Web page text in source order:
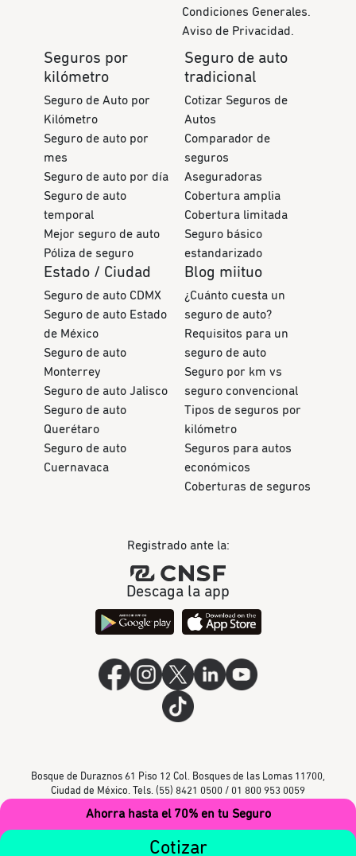
Ahorra hasta el 70% en tu Seguro
Cotizar
Condiciones Generales.
Aviso de Privacidad.
Seguros por
kilómetro
Seguro de Auto por
Kilómetro
Seguro de auto por
mes
Seguro de auto por día
Seguro de auto
temporal
Mejor seguro de auto
Póliza de seguro
Seguro de auto
tradicional
Cotizar Seguros de
Autos
Comparador de
seguros
Aseguradoras
Cobertura amplia
Cobertura limitada
Seguro básico
estandarizado
Estado / Ciudad
Seguro de auto CDMX
Seguro de auto Estado
de México
Seguro de auto
Monterrey
Seguro de auto Jalisco
Seguro de auto
Querétaro
Seguro de auto
Cuernavaca
Blog miituo
¿Cuánto cuesta un
seguro de auto?
Requisitos para un
seguro de auto
Seguro por km vs
seguro convencional
Tipos de seguros por
kilómetro
Seguros para autos
económicos
Coberturas de seguros
Registrado ante la:
Descaga la app
Bosque de Duraznos 61 Piso 12 Col. Bosques de las Lomas 11700,
Ciudad de México. Tels. (55) 8421 0500 / 01 800 953 0059